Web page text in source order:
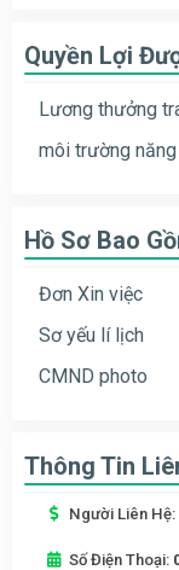
Quyền Lợi
Lương thưởng
môi trường
Hồ Sơ Bao
Đơn Xin việc
Sơ yếu lí lịch
CMND photo
Thông Tin
Người Liên Hệ:
Số Điện Thoại: